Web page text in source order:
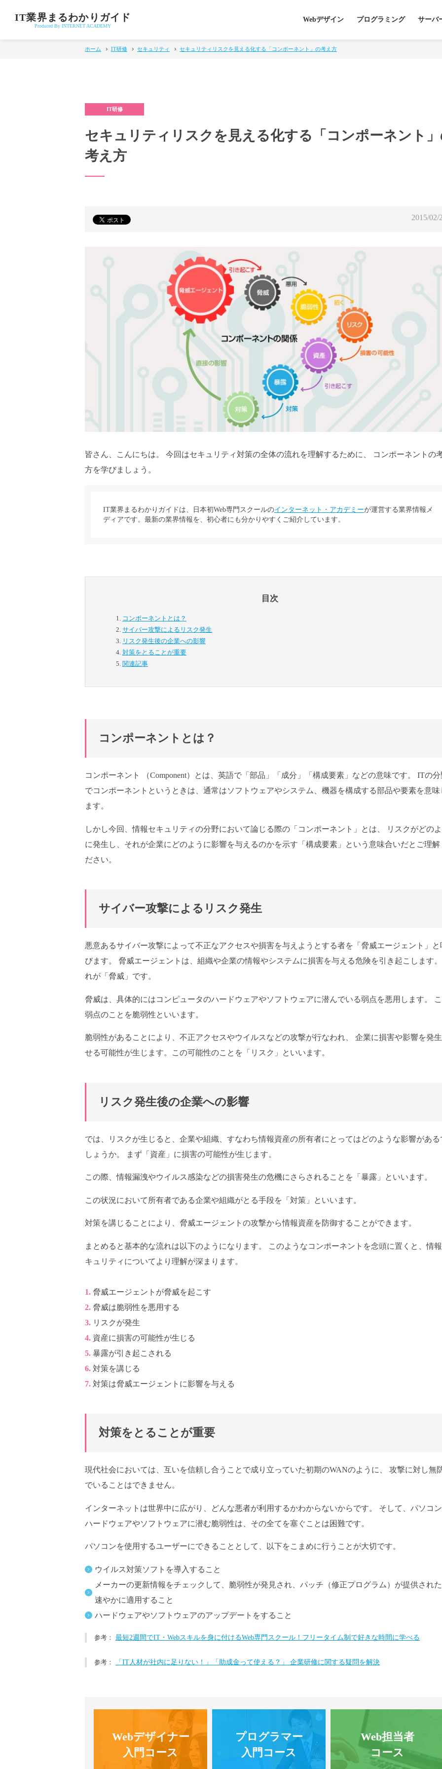
IT業界まるわかりガイド
Produced By INTERNET ACADEMY
Webデザイン プログラミング サーバ
ホーム IT研修 セキュリティ セキュリティリスクを見える化する「コンポーネント」の考え方
セキュリティリスクを見える化する「コンポーネント
考え方
2015/02/
皆さん、こんにちは。 今回はセキュリティ対策の全体の流れを理解するために、 コンポーネントの
方を学びましょう。
IT業界まるわかりガイドは、日本初Web専門スクールのインターネット・アカデミーが運営する業界情報メ
ディアです。最新の業界情報を、初心者にも分かりやすくご紹介しています。
目次
コンポーネントとは？
サイバー攻撃によるリスク発生
リスク発生後の企業への影響
対策をとることが重要
関連記事
コンポーネントとは？
コンポーネント （Component）とは、英語で「部品」「成分」「構成要素」などの意味です。 ITの
でコンポーネントというときは、通常はソフトウェアやシステム、機器を構成する部品や要素を意味
ます。
しかし今回、情報セキュリティの分野において論じる際の「コンポーネント」とは、 リスクがどの
に発生し、それが企業にどのように影響を与えるのかを示す「構成要素」という意味合いだとご理解
ださい。
サイバー攻撃によるリスク発生
悪意あるサイバー攻撃によって不正なアクセスや損害を与えようとする者を「脅威エージェント」と
びます。 脅威エージェントは、組織や企業の情報やシステムに損害を与える危険を引き起こします
れが「脅威」です。
脅威は、具体的にはコンピュータのハードウェアやソフトウェアに潜んでいる弱点を悪用します。
弱点のことを脆弱性といいます。
脆弱性があることにより、不正アクセスやウイルスなどの攻撃が行なわれ、 企業に損害や影響を発
せる可能性が生じます。この可能性のことを「リスク」といいます。
リスク発生後の企業への影響
では、リスクが生じると、企業や組織、すなわち情報資産の所有者にとってはどのような影響がある
しょうか。 まず「資産」に損害の可能性が生じます。
この際、情報漏洩やウイルス感染などの損害発生の危機にさらされることを「暴露」といいます。
この状況において所有者である企業や組織がとる手段を「対策」といいます。
対策を講じることにより、脅威エージェントの攻撃から情報資産を防御することができます。
まとめると基本的な流れは以下のようになります。 このようなコンポーネントを念頭に置くと、情
キュリティについてより理解が深まります。
脅威エージェントが脅威を起こす
脅威は脆弱性を悪用する
リスクが発生
資産に損害の可能性が生じる
暴露が引き起こされる
対策を講じる
対策は脅威エージェントに影響を与える
対策をとることが重要
現代社会においては、互いを信頼し合うことで成り立っていた初期のWANのように、 攻撃に対し無
でいることはできません。
インターネットは世界中に広がり、どんな悪者が利用するかわからないからです。 そして、パソコ
ハードウェアやソフトウェアに潜む脆弱性は、その全てを塞ぐことは困難です。
パソコンを使用するユーザーにできることとして、以下をこまめに行うことが大切です。
ウイルス対策ソフトを導入すること
メーカーの更新情報をチェックして、脆弱性が発見され、パッチ（修正プログラム）が提供され
速やかに適用すること
ハードウェアやソフトウェアのアップデートをすること
最短2週間でIT・Webスキルを身に付けるWeb専門スクール！フリータイム制で好きな時間に学べる
「IT人材が社内に足りない！」「助成金って使える？」 企業研修に関する疑問を解決
Webデザイナー
入門コース
プログラマー
入門コース
Web担当者
コース